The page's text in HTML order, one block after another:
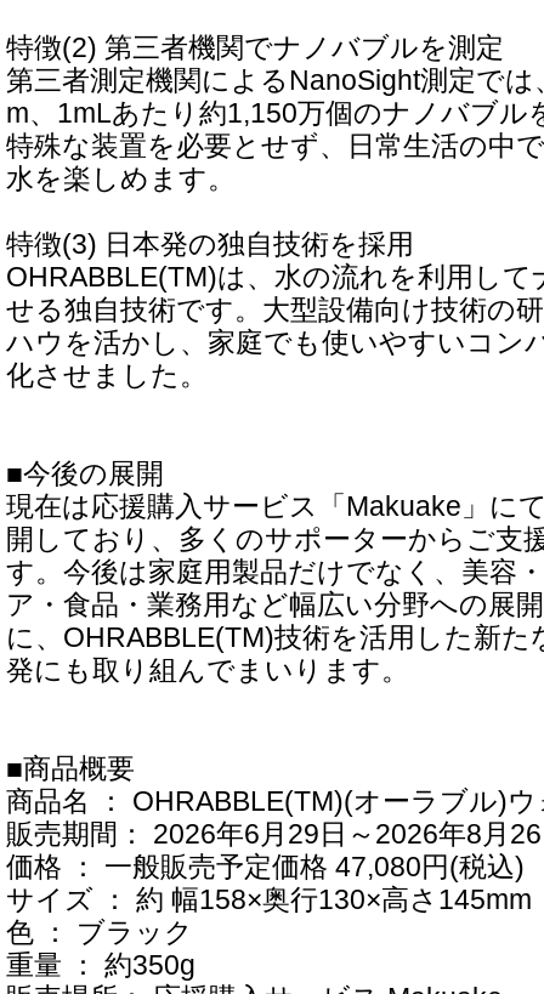
特徴(2) 第三者機関でナノバブルを測定
第三者測定機関によるNanoSight測定で
m、1mLあたり約1,150万個のナノバブル
特殊な装置を必要とせず、日常生活の中
水を楽しめます。
特徴(3) 日本発の独自技術を採用
OHRABBLE(TM)は、水の流れを利用し
せる独自技術です。大型設備向け技術の
ハウを活かし、家庭でも使いやすいコン
化させました。
■今後の展開
現在は応援購入サービス「Makuake」に
開しており、多くのサポーターからご支
す。今後は家庭用製品だけでなく、美容
ア・食品・業務用など幅広い分野への展
に、OHRABBLE(TM)技術を活用した新
発にも取り組んでまいります。
■商品概要
商品名 ： OHRABBLE(TM)(オーラブル)
販売期間： 2026年6月29日～2026年8月
価格 ： 一般販売予定価格 47,080円(税込)
サイズ ： 約 幅158×奥行130×高さ145mm
色 ： ブラック
重量 ： 約350g